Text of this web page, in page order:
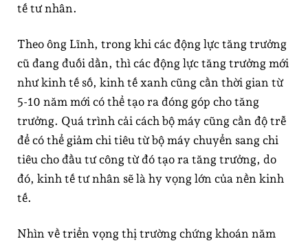
tế tư nhân.
Theo ông Lĩnh, trong khi các động lực tăng trưởng
cũ đang đuối dần, thì các động lực tăng trưởng mới
như kinh tế số, kinh tế xanh cũng cần thời gian từ
5-10 năm mới có thể tạo ra đóng góp cho tăng
trưởng. Quá trình cải cách bộ máy cũng cần độ trễ
để có thể giảm chi tiêu từ bộ máy chuyển sang chi
tiêu cho đầu tư công từ đó tạo ra tăng trưởng, do
đó, kinh tế tư nhân sẽ là hy vọng lớn của nền kinh
tế.
Nhìn về triển vọng thị trường chứng khoán năm